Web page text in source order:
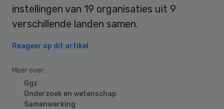
instellingen van 19 organisaties uit 9
verschillende landen samen.
Reageer op dit artikel
Meer over:
Ggz
Onderzoek en wetenschap
Samenwerking